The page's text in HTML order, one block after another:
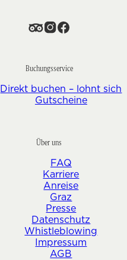
Buchungsservice
Direkt buchen – lohnt sich
Gutscheine
Über uns
FAQ
Karriere
Anreise
Graz
Presse
Datenschutz
Whistleblowing
Impressum
AGB